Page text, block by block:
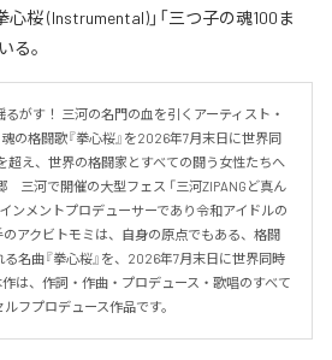
心桜 (Instrumental)」「三つ子の魂100ま
る。
るがす！ 三河の名門の血を引くアーティスト・
の格闘歌『拳心桜』を2026年7月末日に世界同
超え、世界の格闘家とすべての闘う女性たちへ
三河で開催の大型フェス 「三河ZIPANGど真ん
ンメントプロデューサーであり令和アイドルの
アクビトモミは、自身の原点でもある、格闘
名曲『拳心桜』を、2026年7月末日に世界同時
は、作詞・作曲・プロデュース・歌唱のすべて
フプロデュース作品です。